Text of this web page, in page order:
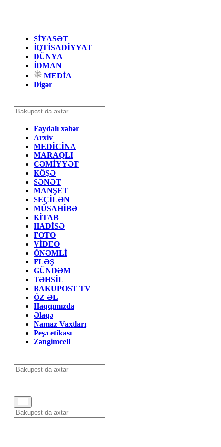
SİYASƏT
İQTİSADİYYAT
DÜNYA
İDMAN
MEDİA
Digər
Faydalı xəbər
Arxiv
MEDİCİNA
MARAQLI
CƏMİYYƏT
KÖŞƏ
SƏNƏT
MANŞET
SEÇİLƏN
MÜSAHİBƏ
KİTAB
HADİSƏ
FOTO
VİDEO
ÖNƏMLİ
FLƏŞ
GÜNDƏM
TƏHSİL
BAKUPOST TV
ÖZ ƏL
Haqqımızda
Əlaqə
Namaz Vaxtları
Peşə etikası
Zəngimcell